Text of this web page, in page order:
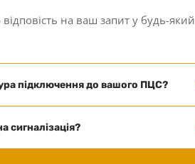
на ваш запит у будь-який
підключення до вашого ПЦС?
сигналізація?